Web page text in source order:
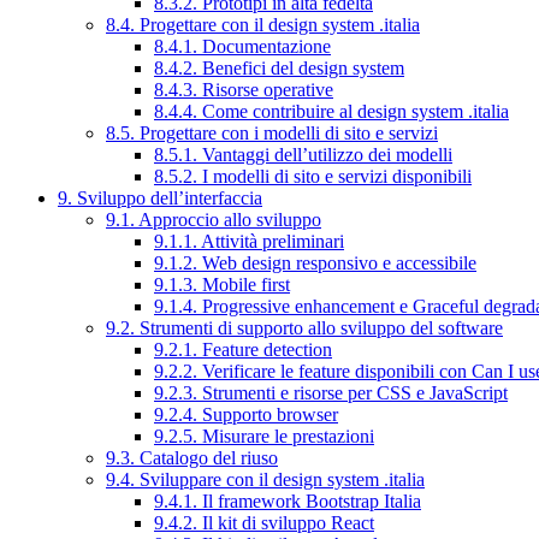
8.4. Progettare con il design system .italia
8.4.1. Documentazione
8.4.2. Benefici del design system
8.4.3. Risorse operative
8.4.4. Come contribuire al design system .italia
8.5. Progettare con i modelli di sito e servizi
8.5.1. Vantaggi dell’utilizzo dei modelli
8.5.2. I modelli di sito e servizi disponibili
9. Sviluppo dell’interfaccia
9.1. Approccio allo sviluppo
9.1.1. Attività preliminari
9.1.2. Web design responsivo e accessibile
9.1.3. Mobile first
9.1.4. Progressive enhancement e Graceful
9.2. Strumenti di supporto allo sviluppo del software
9.2.1. Feature detection
9.2.2. Verificare le feature disponibili con Can I
9.2.3. Strumenti e risorse per CSS e JavaScript
9.2.4. Supporto browser
9.2.5. Misurare le prestazioni
9.3. Catalogo del riuso
9.4. Sviluppare con il design system .italia
9.4.1. Il framework Bootstrap Italia
9.4.2. Il kit di sviluppo React